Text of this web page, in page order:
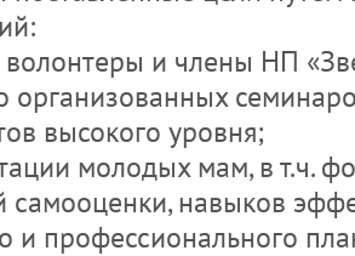
и члены НП
организованных
высокого уровня;
молодых мам, в т.ч.
самооценки, навыков
и профессионального